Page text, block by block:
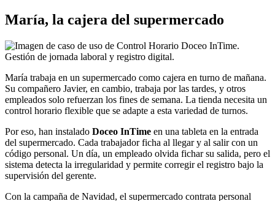
María, la cajera del supermercado
María trabaja en un supermercado como cajera en turno de mañana.
Su compañero Javier, en cambio, trabaja por las tardes, y otros
empleados solo refuerzan los fines de semana. La tienda necesita un
control horario flexible que se adapte a esta variedad de turnos.
Por eso, han instalado Doceo InTime en una tableta en la entrada
del supermercado. Cada trabajador ficha al llegar y al salir con un
código personal. Un día, un empleado olvida fichar su salida, pero el
sistema detecta la irregularidad y permite corregir el registro bajo la
supervisión del gerente.
Con la campaña de Navidad, el supermercado contrata personal